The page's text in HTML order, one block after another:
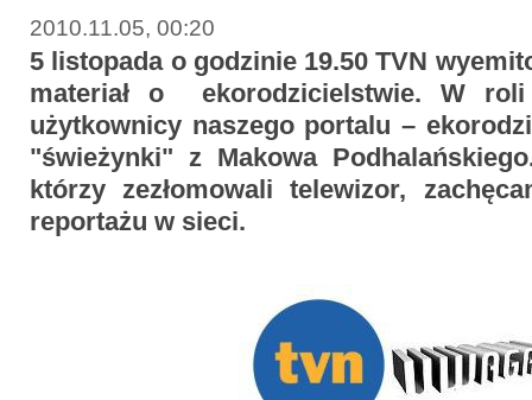
2010.11.05, 00:20
5 listopada o godzinie 19.50 TVN
materiał o ekorodzicielstwie. W roli
użytkownicy naszego portalu –
"świeżynki" z Makowa
którzy zezłomowali telewizor,
reportażu w sieci.